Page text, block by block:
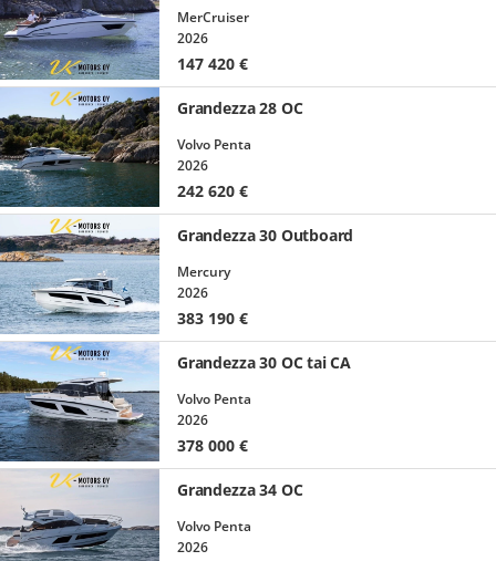
MerCruiser
2026
147 420 €
Grandezza 28 OC
Volvo Penta
2026
242 620 €
Grandezza 30 Outboard
Mercury
2026
383 190 €
Grandezza 30 OC tai CA
Volvo Penta
2026
378 000 €
Grandezza 34 OC
Volvo Penta
2026